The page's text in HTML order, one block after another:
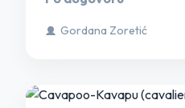
Gordana Zoretić